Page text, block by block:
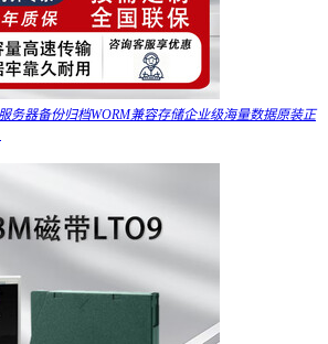
务器备份归档WORM兼容存储企业级海量数据原装正